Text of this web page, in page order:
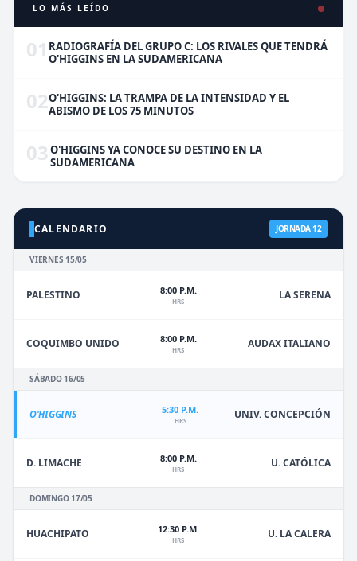
LO MÁS LEÍDO
01 RADIOGRAFÍA DEL GRUPO C: LOS RIVALES QUE TENDRÁ
O'HIGGINS EN LA SUDAMERICANA
02O'HIGGINS: LA TRAMPA DE LA INTENSIDAD Y EL
ABISMO DE LOS 75 MINUTOS
03 O'HIGGINS YA CONOCE SU DESTINO EN LA
SUDAMERICANA
CALENDARIO JORNADA 12
VIERNES 15/05
PALESTINO 8:00 P.M.
HRS LA SERENA
COQUIMBO UNIDO 8:00 P.M.
HRS AUDAX ITALIANO
SÁBADO 16/05
O'HIGGINS 5:30 P.M.
HRS UNIV. CONCEPCIÓN
D. LIMACHE 8:00 P.M.
HRS U. CATÓLICA
DOMINGO 17/05
HUACHIPATO 12:30 P.M.
HRS U. LA CALERA